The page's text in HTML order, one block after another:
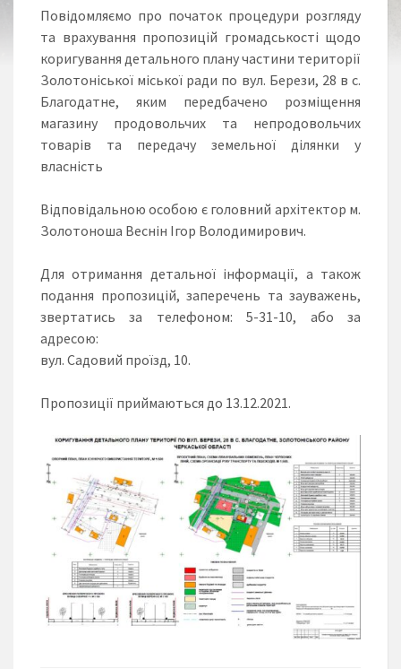
Повідомляємо про початок процедури розгляду
та врахування пропозицій громадськості щодо
коригування детального плану частини території
Золотоніської міської ради по вул. Берези, 28 в с.
Благодатне, яким передбачено розміщення
магазину продовольчих та непродовольчих
товарів та передачу земельної ділянки у
власність
Відповідальною особою є головний архітектор м.
Золотоноша Веснін Ігор Володимирович.
Для отримання детальної інформації, а також
подання пропозицій, заперечень та зауважень,
звертатись за телефоном: 5-31-10, або за
адресою:
вул. Садовий проїзд, 10.
Пропозиції приймаються до 13.12.2021.